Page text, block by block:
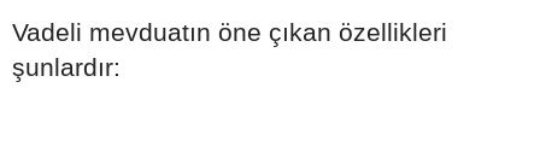
Vadeli mevduatın öne çıkan özellikleri
şunlardır: